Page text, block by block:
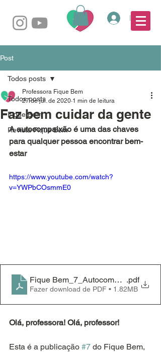
Login
Post
Todos posts
Fique Bem
Revista Fique Bem
Todos posts
Faz bem cuidar da gente
Professora Fique Bem
27 de jul. de 2020 1 min de leitura
A autocompaixão é uma das chaves
para qualquer pessoa encontrar bem-
estar
https://www.youtube.com/watch?
v=YWPbCOsmmE0
Fique Bem_7_Autocompaixão
.pdf
Fazer download de PDF • 1.82MB
Olá, professora! Olá, professor!
Esta é a publicação #7 do Fique Bem,